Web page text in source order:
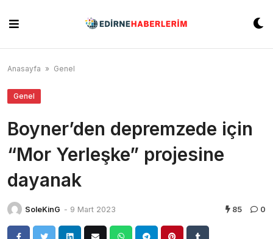
content
Anasayfa » Genel
Genel
Boyner’den depremzede için
“Mor Yerleşke” projesine
dayanak
SoleKinG - 9 Mart 2023 85 0